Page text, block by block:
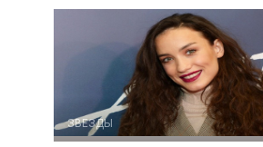
ЗВЕЗДЫ